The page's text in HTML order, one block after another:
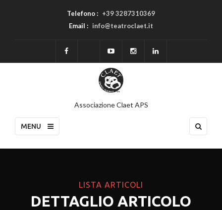
Telefono : +39 3287310369
Email : info@teatroclaet.it
Associazione Claet APS
MENU
LISTA ARTICOLI
DETTAGLIO ARTICOLO